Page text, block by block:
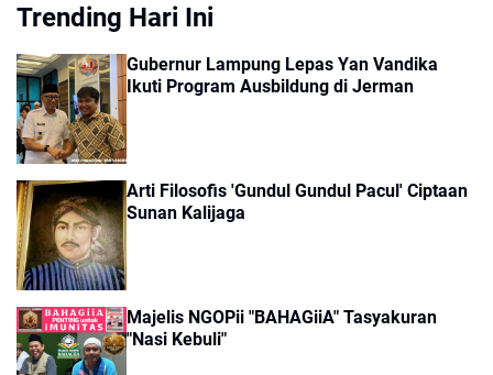
Trending Hari Ini
Gubernur Lampung Lepas Yan Vandika
Ikuti Program Ausbildung di Jerman
Arti Filosofis 'Gundul Gundul Pacul' Ciptaan
Sunan Kalijaga
Majelis NGOPii "BAHAGiiA" Tasyakuran
"Nasi Kebuli"